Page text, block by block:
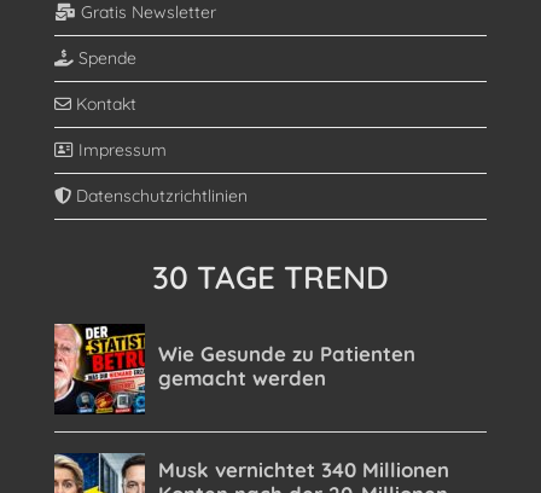
Gratis Newsletter
Spende
Kontakt
Impressum
Datenschutzrichtlinien
30 TAGE TREND